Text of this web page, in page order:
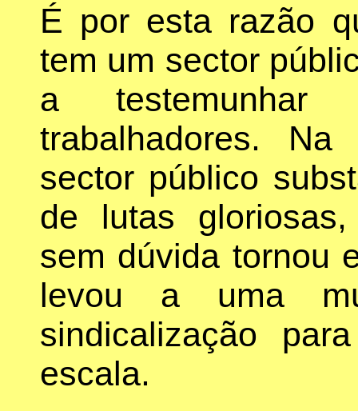
É por esta razão
tem um sector
a testemunhar
trabalhadores.
sector público
de lutas
sem dúvida tornou
levou a uma
sindicalização
escala.